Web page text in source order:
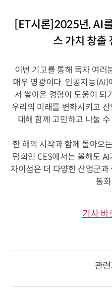
[ET시론]2025년, AI
스 가치 창출
이번 기고를 통해 독자 여러
매우 영광이다. 인공지능(AI)
서 쌓아온 경험이 도움이 되
우리의 미래를 변화시키고
대해 함께 고민하고 나눌
한 해의 시작과 함께 돌아오
람회인 CES에서는 올해도
차이점은 더 다양한 산업군
동
기사 바
관